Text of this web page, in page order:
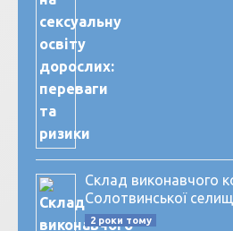
Склад виконавчого
Солотвинської
2 роки тому